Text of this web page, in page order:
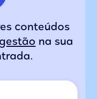
conteúdos
na sua